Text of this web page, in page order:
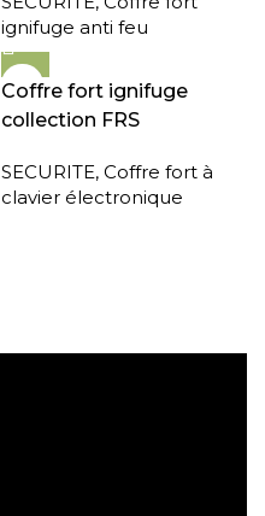
ignifuge anti feu
Coffre fort ignifuge
collection FRS
SECURITE, Coffre fort à
clavier électronique